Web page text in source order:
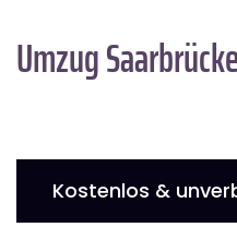
Umzug
Kostenlos &